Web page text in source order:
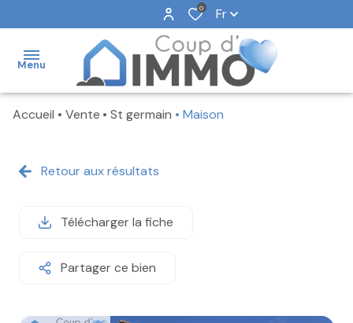
0 Fr
Menu
NOS
NOS
VENDUS
AGENCE
Accueil Vente St germain Maison
Retour aux résultats
Télécharger la fiche
Partager ce bien